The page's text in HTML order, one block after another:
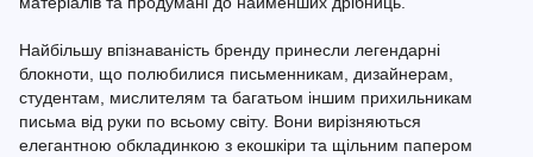
Найбільшу впізнаваність бренду принесли легендарні
блокноти, що полюбилися письменникам, дизайнерам,
студентам, мислителям та багатьом іншим прихильникам
письма від руки по всьому світу. Вони вирізняються
елегантною обкладинкою з екошкіри та щільним папером